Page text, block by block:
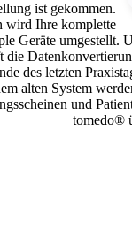
ist gekommen.
wird Ihre komplette
Geräte umgestellt.
die
des letzten
alten System
und
tomedo®